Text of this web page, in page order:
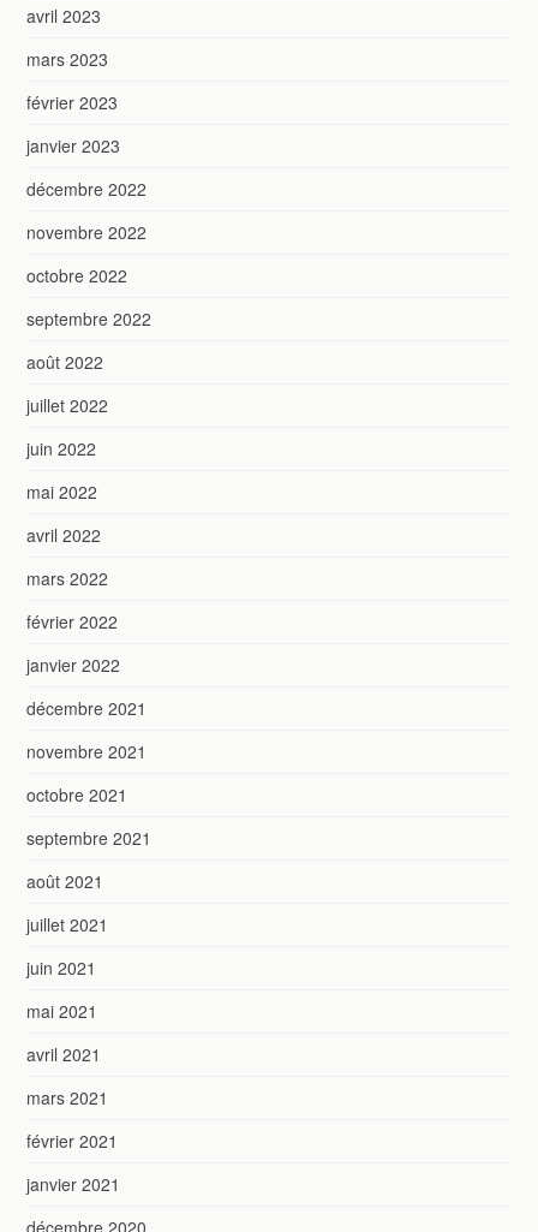
avril 2023
mars 2023
février 2023
janvier 2023
décembre 2022
novembre 2022
octobre 2022
septembre 2022
août 2022
juillet 2022
juin 2022
mai 2022
avril 2022
mars 2022
février 2022
janvier 2022
décembre 2021
novembre 2021
octobre 2021
septembre 2021
août 2021
juillet 2021
juin 2021
mai 2021
avril 2021
mars 2021
février 2021
janvier 2021
décembre 2020